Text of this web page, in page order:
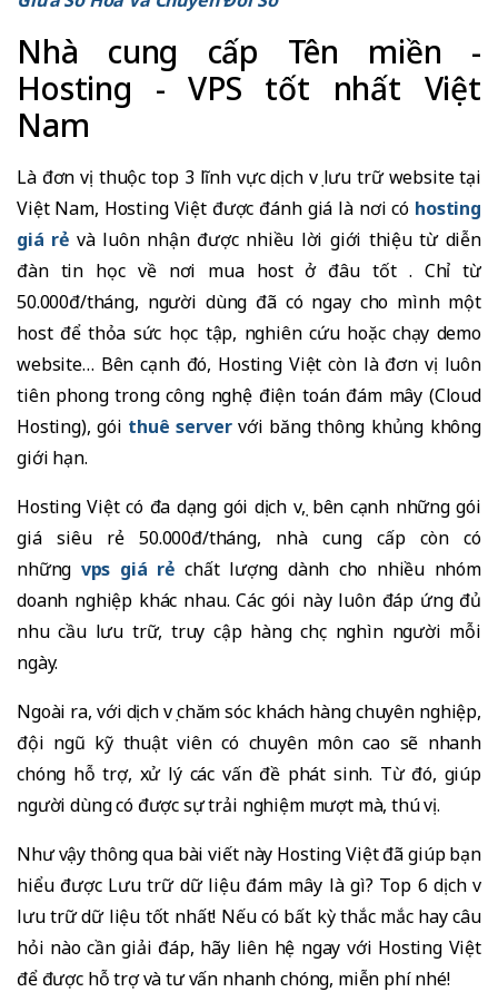
Nhà cung cấp Tên miền -
Hosting - VPS tốt nhất Việt
Nam
Là đơn vị thuộc top 3 lĩnh vực dịch vụ lưu trữ website tại
Việt Nam, Hosting Việt được đánh giá là nơi có hosting
giá rẻ và luôn nhận được nhiều lời giới thiệu từ diễn
đàn tin học về nơi mua host ở đâu tốt . Chỉ từ
50.000đ/tháng, người dùng đã có ngay cho mình một
host để thỏa sức học tập, nghiên cứu hoặc chạy demo
website… Bên cạnh đó, Hosting Việt còn là đơn vị luôn
tiên phong trong công nghệ điện toán đám mây (Cloud
Hosting), gói thuê servervới băng thông khủng không
giới hạn.
Hosting Việt có đa dạng gói dịch vụ, bên cạnh những gói
giá siêu rẻ 50.000đ/tháng, nhà cung cấp còn có
những vps giá rẻ chất lượng dành cho nhiều nhóm
doanh nghiệp khác nhau. Các gói này luôn đáp ứng đủ
nhu cầu lưu trữ, truy cập hàng chục nghìn người mỗi
ngày.
Ngoài ra, với dịch vụ chăm sóc khách hàng chuyên nghiệp,
đội ngũ kỹ thuật viên có chuyên môn cao sẽ nhanh
chóng hỗ trợ, xử lý các vấn đề phát sinh. Từ đó, giúp
người dùng có được sự trải nghiệm mượt mà, thú vị.
Như vậy thông qua bài viết này Hosting Việt đã giúp bạn
hiểu được Lưu trữ dữ liệu đám mây là gì? Top 6 dịch vụ
lưu trữ dữ liệu tốt nhất! Nếu có bất kỳ thắc mắc hay câu
hỏi nào cần giải đáp, hãy liên hệ ngay với Hosting Việt
để được hỗ trợ và tư vấn nhanh chóng, miễn phí nhé!